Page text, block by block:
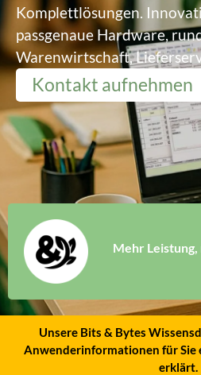
Komplettlösungen.
passgenaue Hardware,
Warenwirtschaft,
Kontakt aufnehmen
Mehr
Unsere Bits & Bytes
Anwenderinformationen für Sie
erklärt.